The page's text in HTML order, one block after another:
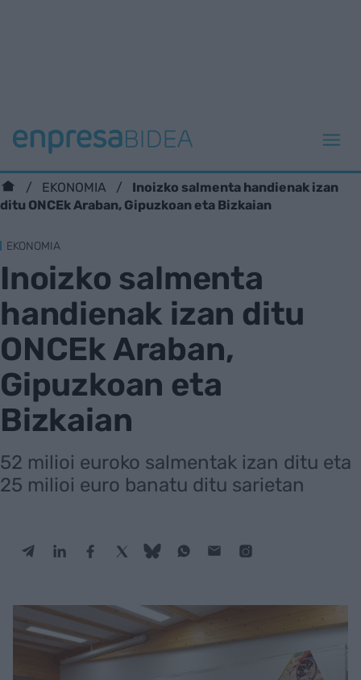
EKONOMIA
Inoizko salmenta handienak izan
ditu ONCEk Araban, Gipuzkoan eta Bizkaian
EKONOMIA
Inoizko salmenta
handienak izan ditu
ONCEk Araban,
Gipuzkoan eta
Bizkaian
52 milioi euroko salmentak izan ditu eta
25 milioi euro banatu ditu sarietan